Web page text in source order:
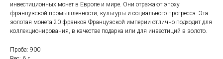
инвестиционных монет в Европе и мире. Они отражают эпоху
французской промышленности, культуры и социального прогресса. Эта
золотая монета 20 франков Французской империи отлично подходит для
коллекционирования, в качестве подарка или для инвестиций в золото.
Проба: 900